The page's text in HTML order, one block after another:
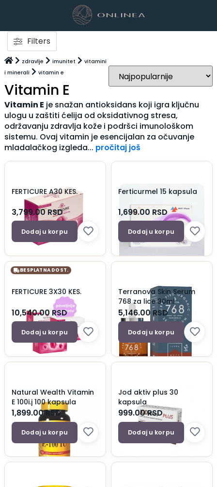
Filters
zdravlje imunitet
vitamini
i minerali
vitamin e
Vitamin E
Vitamin E je snažan antioksidans koji igra ključnu
ulogu u zaštiti ćelija od oksidativnog stresa,
održavanju zdravlja kože i podršci imunološkom
sistemu. Ovaj vitamin je esencijalan za očuvanje
mladalačkog izgleda... pročitaj još
FERTICURE A30 KES.
3,799.00RSD
Dodaj u korpu
Ferticurmel 15 kapsula
1,699.00 RSD
Dodaj u korpu
BESPLATNA DOST.
FERTICURE 3X30 KES.
10,540.00 RSD
Dodaj u korpu
Terranova Skin Serum
768 za lice 30ml
5,146.00 RSD
Dodaj u korpu
Natural Wealth Vitamin
E 100i.j 100 kapsula
1,899.00RSD
Dodaj u korpu
Jod aktiv plus 30
kapsula
999.00RSD
Dodaj u korpu